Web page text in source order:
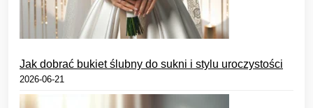
Jak dobrać bukiet ślubny do sukni i stylu uroczystości
2026-06-21